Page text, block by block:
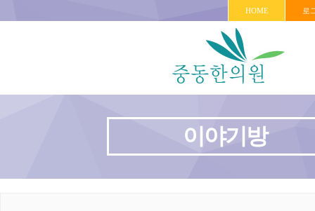
HOME 로
이야기방